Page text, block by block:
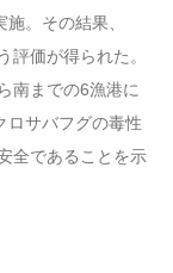
。その結果、
評価が得られた。
南までの6漁港に
ロサバフグの毒性
全であることを示